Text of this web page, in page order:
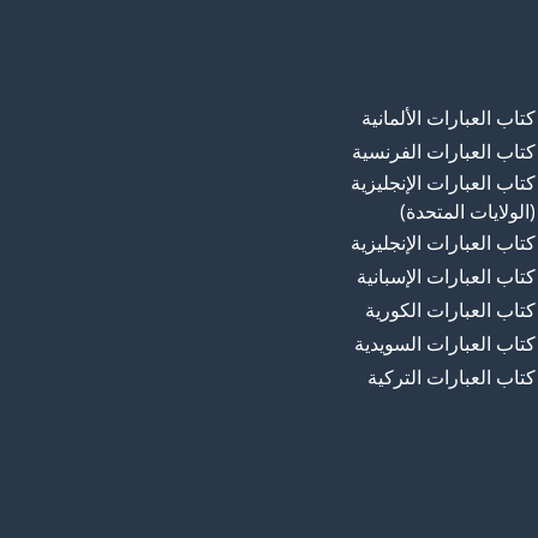
كتاب العبارات الألمانية
كتاب العبارات الفرنسية
كتاب العبارات الإنجليزية
(الولايات المتحدة)
كتاب العبارات الإنجليزية
كتاب العبارات الإسبانية
كتاب العبارات الكورية
كتاب العبارات السويدية
كتاب العبارات التركية